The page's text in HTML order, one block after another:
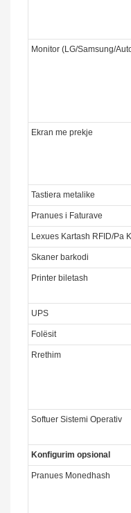
Monitor (LG/Samsung/
Ekran me prekje
Tastiera metalike
Pranues i Faturave
Lexues Kartash RFID/Pa
Skaner barkodi
Printer biletash
UPS
Folësit
Rrethim
Softuer Sistemi Operativ
Konfigurim opsional
Pranues Monedhash